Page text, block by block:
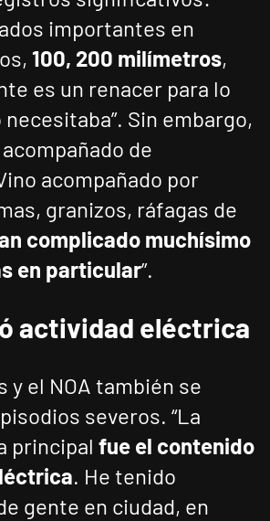
importantes en
100, 200 milímetros,
es un renacer para lo
Sin embargo,
de
acompañado por
granizos, ráfagas de
complicado muchísimo
en particular”.
actividad eléctrica
y el NOA también se
severos. “La
principal fue el contenido
. He tenido
gente en ciudad, en